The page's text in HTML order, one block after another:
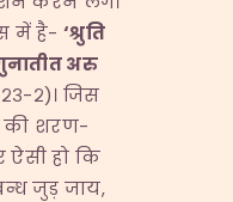
में है-‘श्रुति
अरु
२)। जिस
की शरण-
ऐसी हो कि
जुड़ जाय,